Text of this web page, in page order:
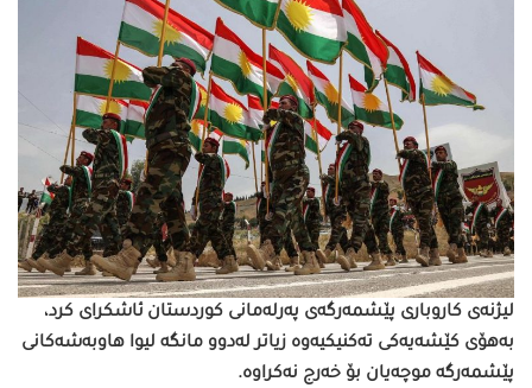
لیژنەی كاروباری پێشمەرگەی پەرلەمانی كوردستان ئاشكرای كرد،
بەهۆی كێشەیەكی تەكنیكیەوە زیاتر لەدوو مانگە لیوا هاوبەشەكانی
پێشمەرگە موچەیان بۆ خەرج نەكراوە.